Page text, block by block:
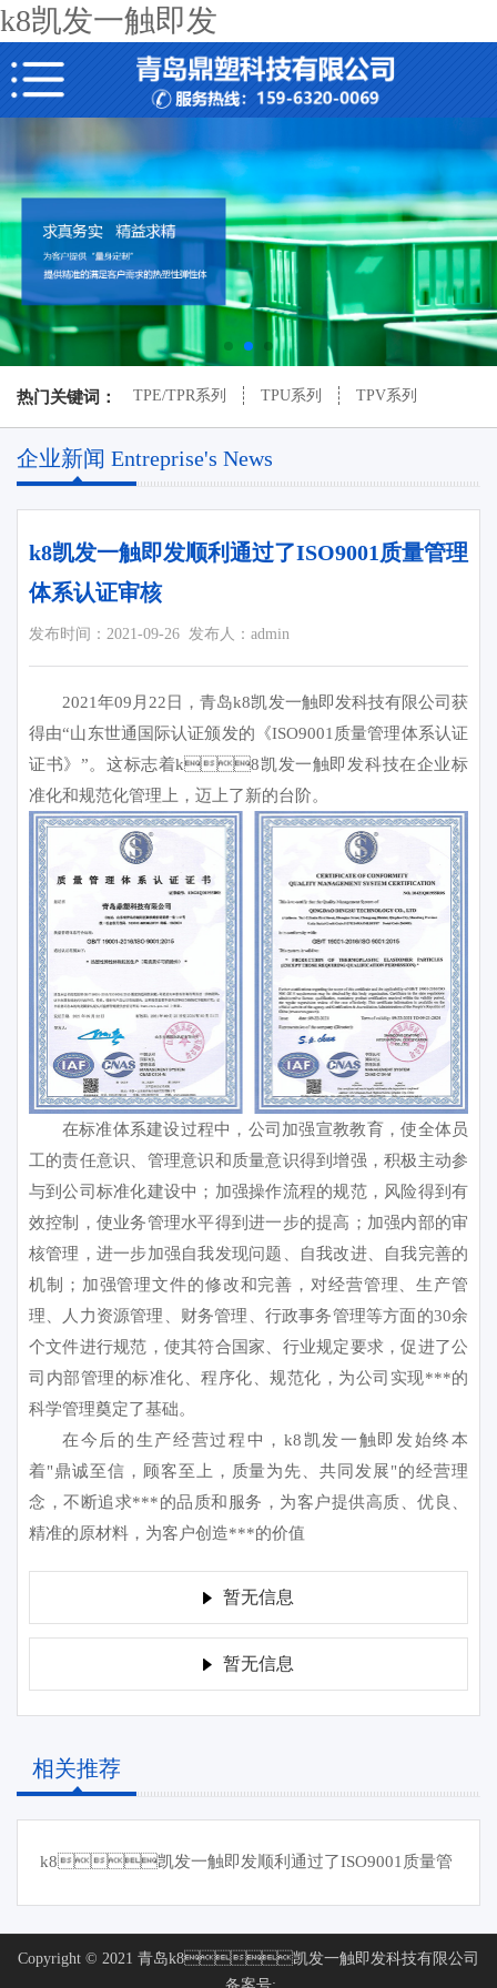
k8凯发一触即发
热门关键词： TPE/TPR系列 TPU系列 TPV系列
TPEE系列
企业新闻 Entreprise's News
k8凯发一触即发顺利通过了ISO9001质量管理
体系认证审核
发布时间：2021-09-26 发布人：admin
2021年09月22日，青岛k8凯发一触即发科技有限公司获
得由“山东世通国际认证颁发的《ISO9001质量管理体系认证
证书》”。这标志着k8凯发一触即发科技在企业标
准化和规范化管理上，迈上了新的台阶。
在标准体系建设过程中，公司加强宣教教育，使全体员
工的责任意识、管理意识和质量意识得到增强，积极主动参
与到公司标准化建设中；加强操作流程的规范，风险得到有
效控制，使业务管理水平得到进一步的提高；加强内部的审
核管理，进一步加强自我发现问题、自我改进、自我完善的
机制；加强管理文件的修改和完善，对经营管理、生产管
理、人力资源管理、财务管理、行政事务管理等方面的30余
个文件进行规范，使其符合国家、行业规定要求，促进了公
司内部管理的标准化、程序化、规范化，为公司实现***的
科学管理奠定了基础。
在今后的生产经营过程中，k8凯发一触即发始终本
着"鼎诚至信，顾客至上，质量为先、共同发展"的经营理
念，不断追求***的品质和服务，为客户提供高质、优良、
精准的原材料，为客户创造***的价值
暂无信息
暂无信息
相关推荐
k8凯发一触即发顺利通过了ISO9001质量管
Copyright © 2021 青岛k8凯发一触即发科技有限公司